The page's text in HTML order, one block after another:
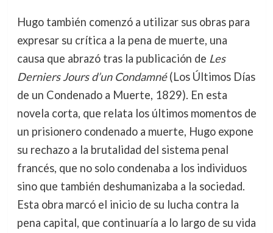
Hugo también comenzó a utilizar sus obras para
expresar su crítica a la pena de muerte, una
causa que abrazó tras la publicación de Les
Derniers Jours d’un Condamné(Los Últimos Días
de un Condenado a Muerte, 1829). En esta
novela corta, que relata los últimos momentos de
un prisionero condenado a muerte, Hugo expone
su rechazo a la brutalidad del sistema penal
francés, que no solo condenaba a los individuos
sino que también deshumanizaba a la sociedad.
Esta obra marcó el inicio de su lucha contra la
pena capital, que continuaría a lo largo de su vida